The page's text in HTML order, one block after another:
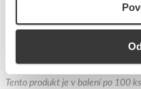
+100
Tento produkt je v balení po 100 ks